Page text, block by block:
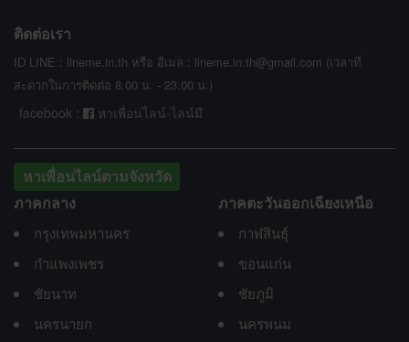
ติดต่อเรา
ID LINE : lineme.in.th หรือ อีเมล : lineme.in.th@gmail.com (เวลาที่
สะดวกในการติดต่อ 8.00 น. - 23.00 น.)
facebook : หาเพื่อนไลน์-ไลน์มี
หาเพื่อนไลน์ตามจังหวัด
ภาคกลาง
กรุงเทพมหานคร
กำแพงเพชร
ชัยนาท
นครนายก
ภาคตะวันออกเฉียงเหนือ
กาฬสินธุ์
ขอนแก่น
ชัยภูมิ
นครพนม